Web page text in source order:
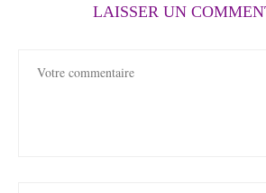
LAISSER UN